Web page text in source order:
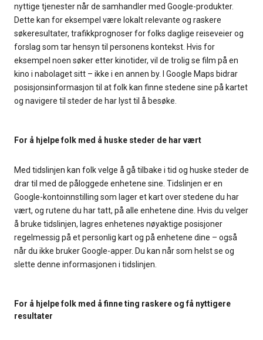
nyttige tjenester når de samhandler med Google-produkter.
Dette kan for eksempel være lokalt relevante og raskere
søkeresultater, trafikkprognoser for folks daglige reiseveier og
forslag som tar hensyn til personens kontekst. Hvis for
eksempel noen søker etter kinotider, vil de trolig se film på en
kino i nabolaget sitt – ikke i en annen by. I Google Maps bidrar
posisjonsinformasjon til at folk kan finne stedene sine på kartet
og navigere til steder de har lyst til å besøke.
For å hjelpe folk med å huske steder de har vært
Med tidslinjen kan folk velge å gå tilbake i tid og huske steder de
drar til med de påloggede enhetene sine. Tidslinjen er en
Google-kontoinnstilling som lager et kart over stedene du har
vært, og rutene du har tatt, på alle enhetene dine. Hvis du velger
å bruke tidslinjen, lagres enhetenes nøyaktige posisjoner
regelmessig på et personlig kart og på enhetene dine – også
når du ikke bruker Google-apper. Du kan når som helst se og
slette denne informasjonen i tidslinjen.
For å hjelpe folk med å finne ting raskere og få nyttigere
resultater